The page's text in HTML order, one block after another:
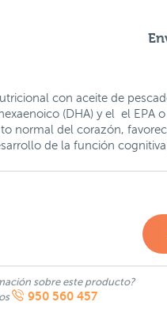
con aceite de
(DHA) y el el EPA
normal del corazón,
de la función cognitiva
sobre este producto?
950 560 457